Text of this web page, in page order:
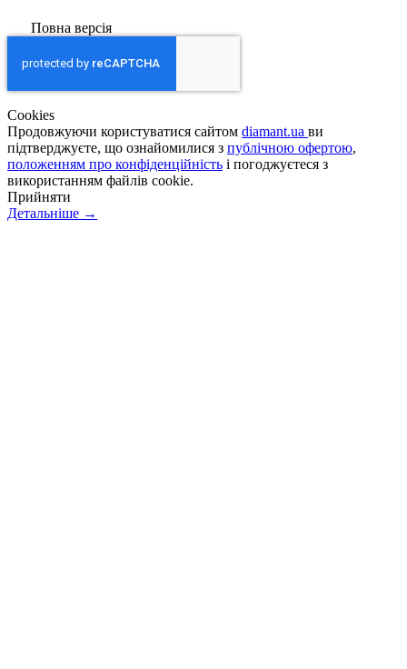
Повна версія
Сookies
Продовжуючи користуватися сайтом diamant.ua ви
підтверджуєте, що ознайомилися з публічною офертою,
положенням про конфіденційність і погоджуєтеся з
використанням файлів cookie.
Прийняти
Детальніше →